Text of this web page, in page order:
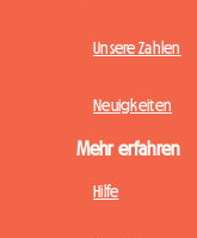
Unsere Zahlen
Neuigkeiten
Mehr erfahren
Hilfe